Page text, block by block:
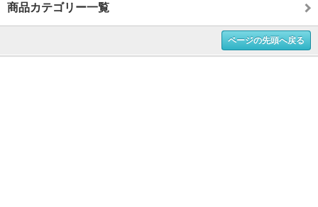
商品カテゴリー一覧
ページの先頭へ戻る